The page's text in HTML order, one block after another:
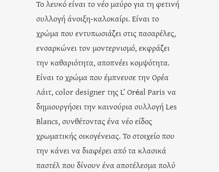
Το λευκό είναι το νέο μαύρο για τη φετινή
συλλογή άνοιξη-καλοκαίρι. Είναι το
χρώμα που εντυπωσιάζει στις πασαρέλες,
ενσαρκώνει τον μοντερνισμό, εκφράζει
την καθαριότητα, αποπνέει κομψότητα.
Είναι το χρώμα που έμπνευσε την Ορέα
Λάιτ, color designer της L’ Oréal Paris να
δημιουργήσει την καινούρια συλλογή Les
Blancs, συνθέτοντας ένα νέο είδος
χρωματικής οικογένειας. Το στοιχείο που
την κάνει να διαφέρει από τα κλασικά
παστέλ που δίνουν ένα αποτέλεσμα πολύ